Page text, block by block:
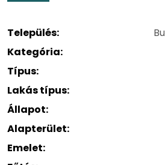
Település:
Kategória:
Típus:
Lakás típus:
Állapot:
Alapterület:
Emelet: